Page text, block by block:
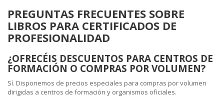
PREGUNTAS FRECUENTES SOBRE
LIBROS PARA CERTIFICADOS DE
PROFESIONALIDAD
¿OFRECÉIS DESCUENTOS PARA CENTROS DE
FORMACIÓN O COMPRAS POR VOLUMEN?
Sí. Disponemos de precios especiales para compras por volumen
dirigidas a centros de formación y organismos oficiales.